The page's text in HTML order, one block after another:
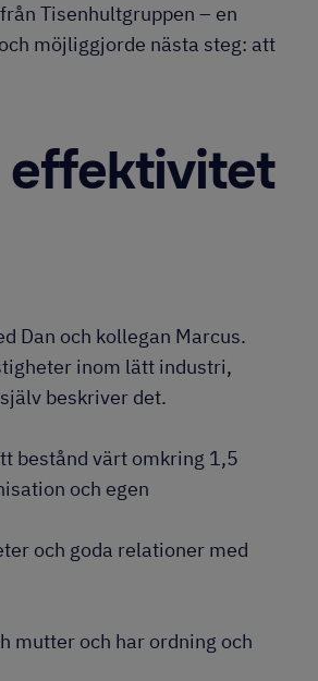
Tisenhultgruppen – en
möjliggjorde nästa steg: att
effektivitet
Dan och kollegan Marcus.
inom lätt industri,
beskriver det.
bestånd värt omkring 1,5
och egen
och goda relationer med
mutter och har ordning och